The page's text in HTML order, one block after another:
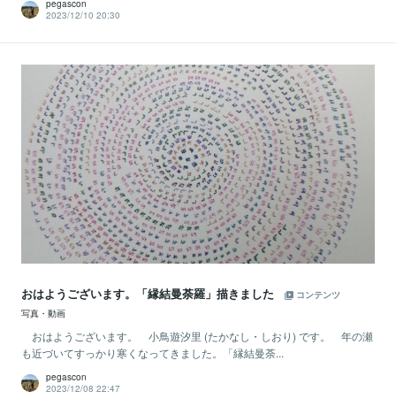
pegascon
2023/12/10 20:30
おはようございます。「縁結曼荼羅」描きました
コンテンツ
写真・動画
おはようございます。 小鳥遊汐里 (たかなし・しおり) です。 年の瀬
も近づいてすっかり寒くなってきました。「縁結曼荼...
pegascon
2023/12/08 22:47